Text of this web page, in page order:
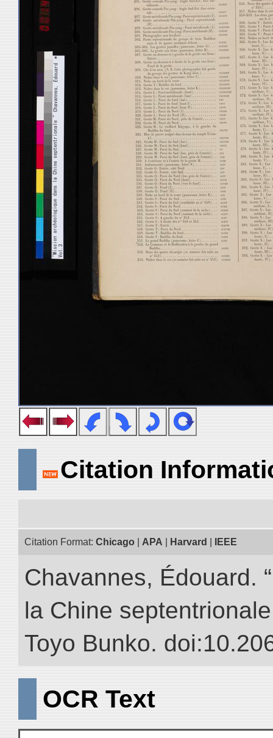
Citation
Citation Format: Chicago APA Harvard IEEE
Chavannes, Édouard.
la Chine
Toyo Bunko.
OCR Text